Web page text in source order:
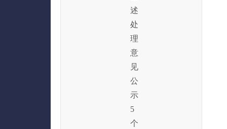
述
处
理
意
见
公
示
5
个